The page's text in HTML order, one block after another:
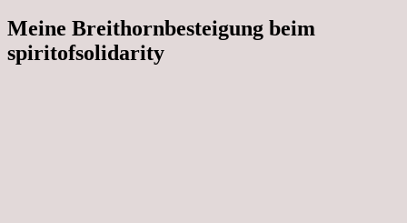
Meine Breithornbesteigung beim
spiritofsolidarity